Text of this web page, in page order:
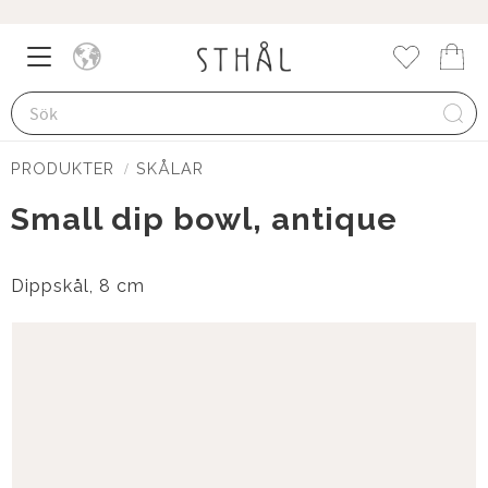
Meny
PRODUKTER SKÅLAR
Small dip bowl, antique
Dippskål, 8 cm